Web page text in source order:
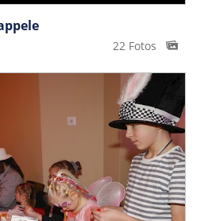
22 Fotos